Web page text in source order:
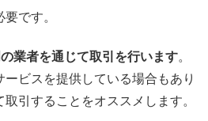
です。
業者を通じて取引を行います。
ビスを提供している場合もあり
引することをオススメします。